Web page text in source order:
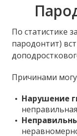
По статистике
пародонтит)
Причинами
Нарушение